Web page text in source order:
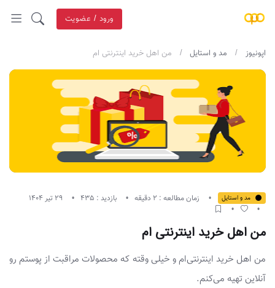
ورود / عضویت
اپونیوز مد و استایل من اهل خرید اینترنتی ام
مد و استایل زمان مطالعه : 2 دقیقه بازدید : 435
من اهل خرید اینترنتی ام
من اهل خرید اینترنتی‌ام و خیلی وقته که محصولات مراقبت از پوستم رو
آنلاین تهیه می‌کنم.